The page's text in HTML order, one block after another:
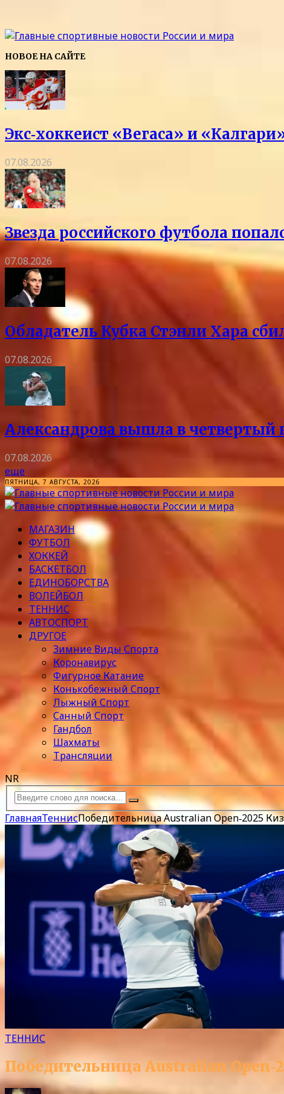
НОВОЕ НА САЙТЕ
Экс‑хоккеист «Вегаса» и
07.08.2026
Звезда российского футбола
07.08.2026
Обладатель Кубка Стэнли Хара
07.08.2026
Александрова вышла в четвертый
07.08.2026
еще
ПЯТНИЦА, 7 АВГУСТА, 2026
МАГАЗИН
ФУТБОЛ
ХОККЕЙ
БАСКЕТБОЛ
ЕДИНОБОРСТВА
ВОЛЕЙБОЛ
ТЕННИС
АВТОСПОРТ
ДРУГОЕ
Зимние Виды Спорта
Коронавирус
Фигурное Катание
Конькобежный Спорт
Лыжный Спорт
Санный Спорт
Гандбол
Шахматы
Трансляции
NR
ГлавнаяТеннисПобедительница Australian Open‑2025
ТЕННИС
Победительница Australian